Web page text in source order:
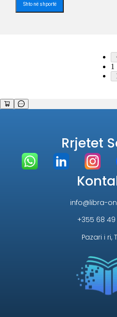
Shto në shportë
1
Rrjetet
info@libra-
+355 68 49
Pazari i ri,